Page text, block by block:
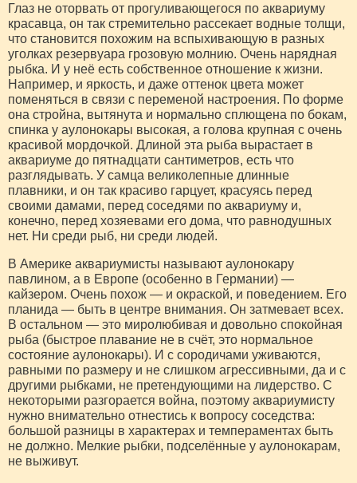
Глаз не оторвать от прогуливающегося по аквариуму
красавца, он так стремительно рассекает водные толщи,
что становится похожим на вспыхивающую в разных
уголках резервуара грозовую молнию. Очень нарядная
рыбка. И у неё есть собственное отношение к жизни.
Например, и яркость, и даже оттенок цвета может
поменяться в связи с переменой настроения. По форме
она стройна, вытянута и нормально сплющена по бокам,
спинка у аулонокары высокая, а голова крупная с очень
красивой мордочкой. Длиной эта рыба вырастает в
аквариуме до пятнадцати сантиметров, есть что
разглядывать. У самца великолепные длинные
плавники, и он так красиво гарцует, красуясь перед
своими дамами, перед соседями по аквариуму и,
конечно, перед хозяевами его дома, что равнодушных
нет. Ни среди рыб, ни среди людей.
В Америке аквариумисты называют аулонокару
павлином, а в Европе (особенно в Германии) —
кайзером. Очень похож — и окраской, и поведением. Его
планида — быть в центре внимания. Он затмевает всех.
В остальном — это миролюбивая и довольно спокойная
рыба (быстрое плавание не в счёт, это нормальное
состояние аулонокары). И с сородичами уживаются,
равными по размеру и не слишком агрессивными, да и с
другими рыбками, не претендующими на лидерство. С
некоторыми разгорается война, поэтому аквариумисту
нужно внимательно отнестись к вопросу соседства:
большой разницы в характерах и темпераментах быть
не должно. Мелкие рыбки, подселённые у аулонокарам,
не выживут.